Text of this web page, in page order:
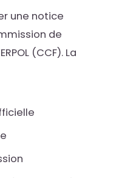
une notice
de
(CCF). La